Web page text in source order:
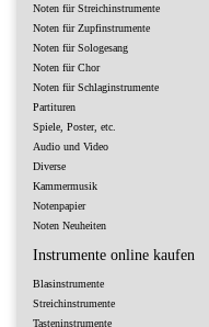
Noten für Streichinstrumente
Noten für Zupfinstrumente
Noten für Sologesang
Noten für Chor
Noten für Schlaginstrumente
Partituren
Spiele, Poster, etc.
Audio und Video
Diverse
Kammermusik
Notenpapier
Noten Neuheiten
Instrumente online kaufen
Blasinstrumente
Streichinstrumente
Tasteninstrumente